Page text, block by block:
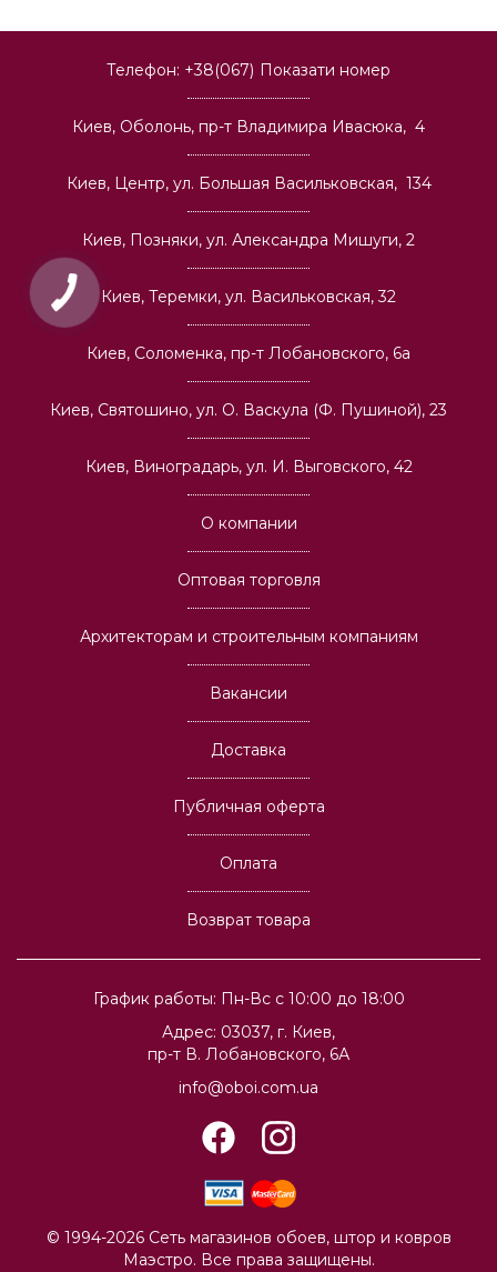
Телефон: +38(067) Показати номер
Киев, Оболонь, пр-т Владимира Ивасюка, 4
Киев, Центр, ул. Большая Васильковская, 134
Киев, Позняки, ул. Александра Мишуги, 2
Киев, Теремки, ул. Васильковская, 32
Киев, Соломенка, пр-т Лобановского, 6а
Киев, Святошино, ул. О. Васкула (Ф. Пушиной), 23
Киев, Виноградарь, ул. И. Выговского, 42
График работы: Пн-Вс с 10:00 до 18:00
Адрес: 03037, г. Киев,
пр-т В. Лобановского, 6А
info@oboi.com.ua
О компании
Оптовая торговля
Архитекторам и строительным компаниям
Вакансии
Доставка
Публичная оферта
Оплата
Возврат товара
© 1994-2026 Сеть магазинов обоев, штор и ковров
Маэстро. Все права защищены.